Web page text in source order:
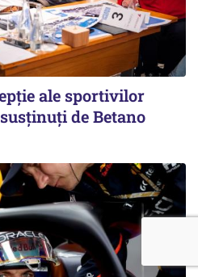
ale sportivilor
de Betano